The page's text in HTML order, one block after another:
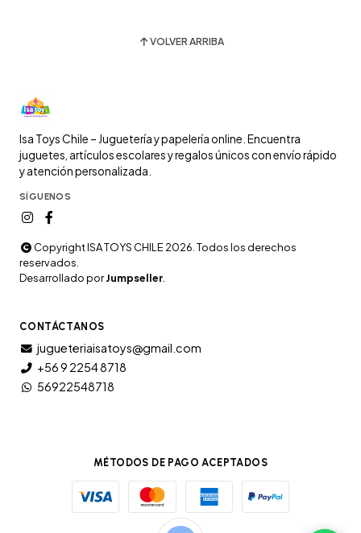
VOLVER ARRIBA
Isa Toys Chile – Juguetería y papelería online. Encuentra
juguetes, artículos escolares y regalos únicos con envío rápido
y atención personalizada.
SÍGUENOS
Copyright ISA TOYS CHILE 2026. Todos los derechos
reservados.
Desarrollado porJumpseller.
CONTÁCTANOS
jugueteriaisatoys@gmail.com
+56 9 2254 8718
56922548718
MÉTODOS DE PAGO ACEPTADOS